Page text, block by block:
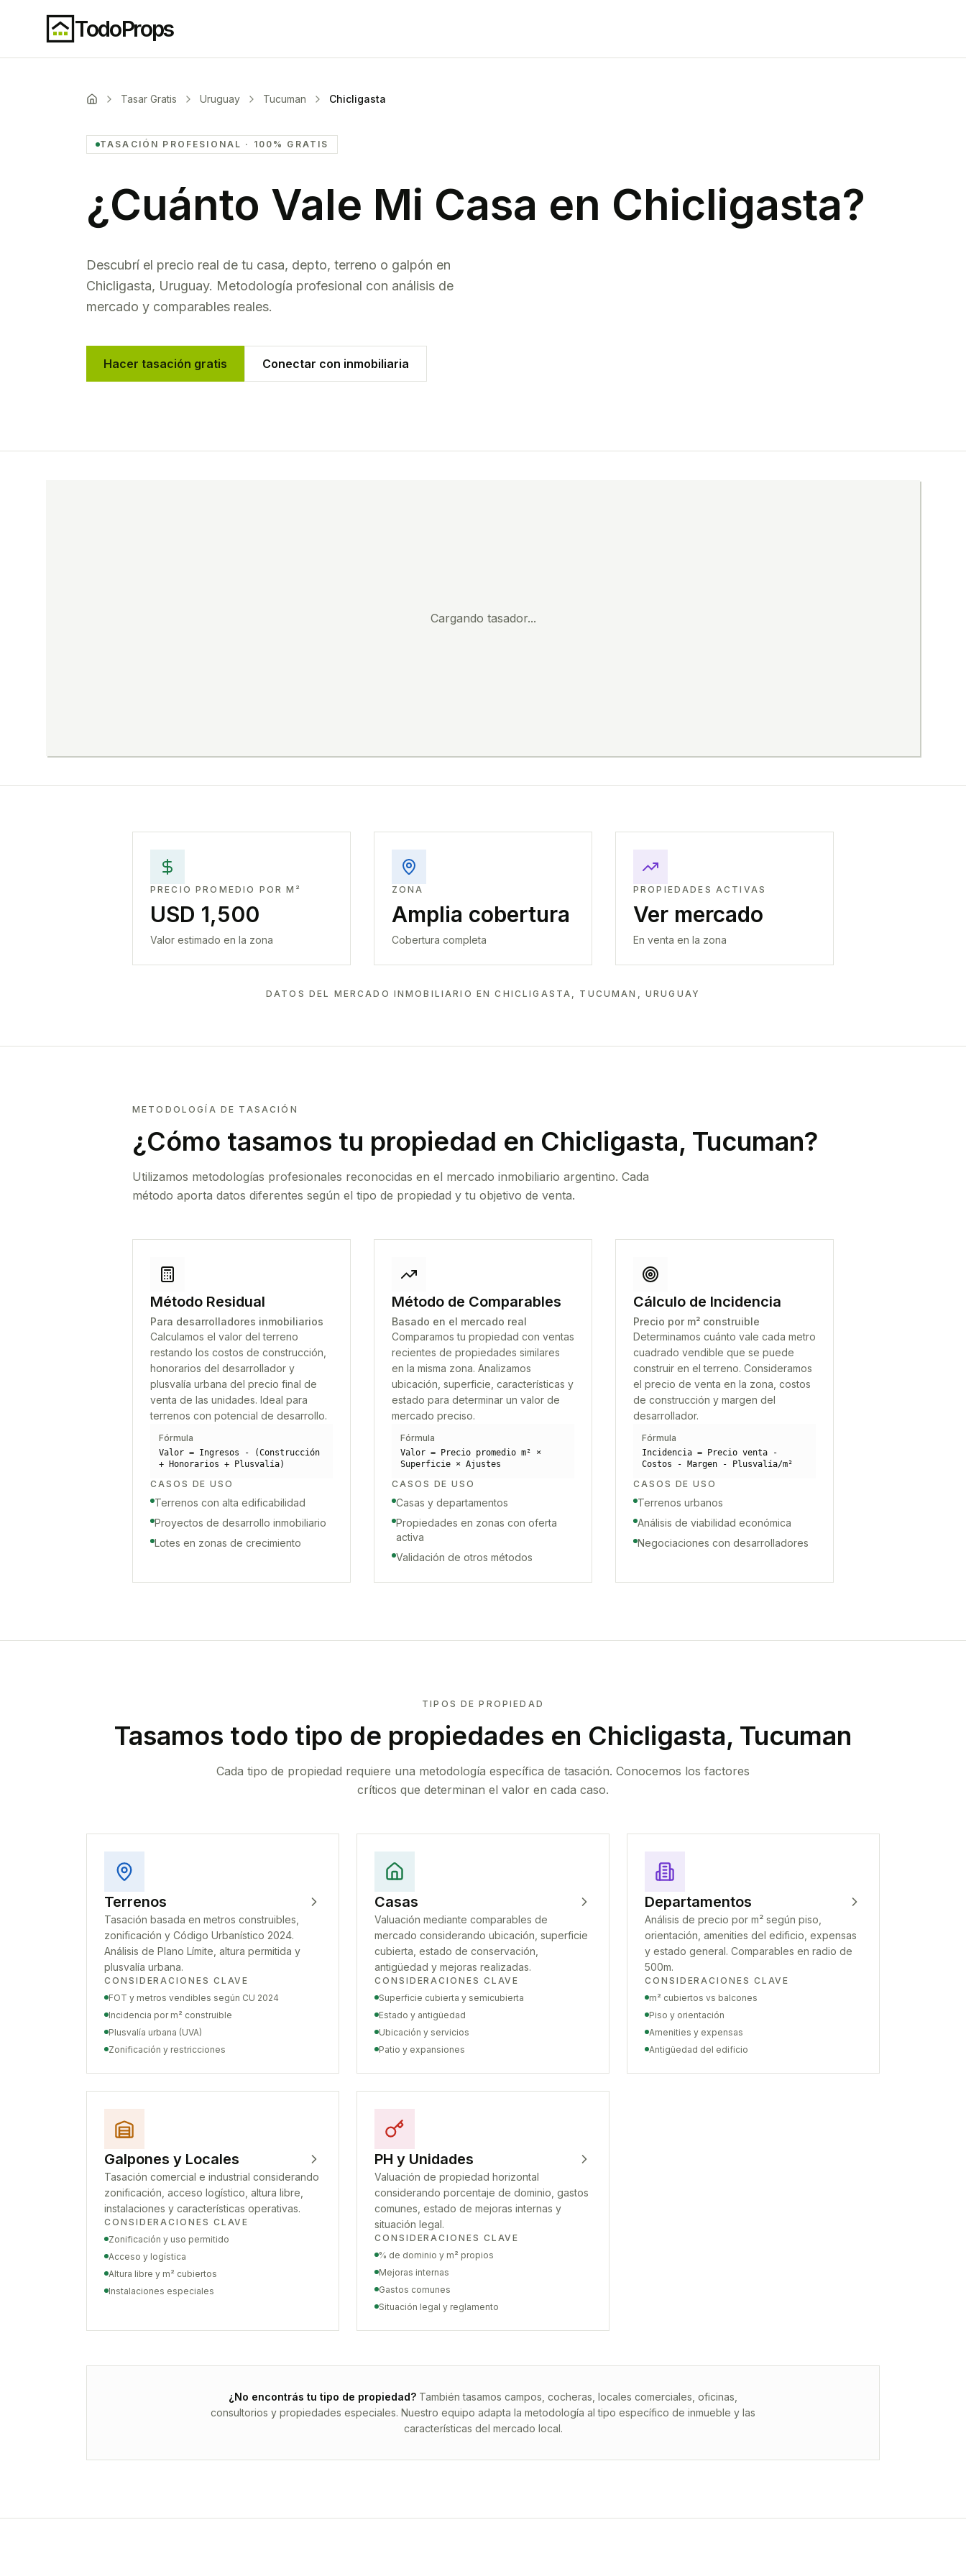
TodoProps
Tasar Gratis Uruguay Tucuman Chicligasta
TASACIÓN PROFESIONAL · 100% GRATIS
¿Cuánto Vale Mi Casa en Chicligasta?
Descubrí el precio real de tu casa, depto, terreno o galpón en
Chicligasta, Uruguay. Metodología profesional con análisis de
mercado y comparables reales.
Hacer tasación gratis Conectar con inmobiliaria
Cargando tasador...
PRECIO PROMEDIO POR M²
USD 1,500
Valor estimado en la zona
ZONA
Amplia cobertura
Cobertura completa
PROPIEDADES ACTIVAS
Ver mercado
En venta en la zona
DATOS DEL MERCADO INMOBILIARIO ENCHICLIGASTA, TUCUMAN, URUGUAY
METODOLOGÍA DE TASACIÓN
¿Cómo tasamos tu propiedad en Chicligasta, Tucuman?
Utilizamos metodologías profesionales reconocidas en el mercado inmobiliario argentino. Cada
método aporta datos diferentes según el tipo de propiedad y tu objetivo de venta.
Método Residual
Para desarrolladores inmobiliarios
Calculamos el valor del terreno
restando los costos de construcción,
honorarios del desarrollador y
plusvalía urbana del precio final de
venta de las unidades. Ideal para
terrenos con potencial de desarrollo.
Fórmula
Valor = Ingresos - (Construcción
+ Honorarios + Plusvalía)
CASOS DE USO
Terrenos con alta edificabilidad
Proyectos de desarrollo inmobiliario
Lotes en zonas de crecimiento
Método de Comparables
Basado en el mercado real
Comparamos tu propiedad con ventas
recientes de propiedades similares
en la misma zona. Analizamos
ubicación, superficie, características y
estado para determinar un valor de
mercado preciso.
Fórmula
Valor = Precio promedio m² ×
Superficie × Ajustes
CASOS DE USO
Casas y departamentos
Propiedades en zonas con oferta
activa
Validación de otros métodos
Cálculo de Incidencia
Precio por m² construible
Determinamos cuánto vale cada metro
cuadrado vendible que se puede
construir en el terreno. Consideramos
el precio de venta en la zona, costos
de construcción y margen del
desarrollador.
Fórmula
Incidencia = Precio venta -
Costos - Margen - Plusvalía/m²
CASOS DE USO
Terrenos urbanos
Análisis de viabilidad económica
Negociaciones con desarrolladores
TIPOS DE PROPIEDAD
Tasamos todo tipo de propiedades en Chicligasta, Tucuman
Cada tipo de propiedad requiere una metodología específica de tasación. Conocemos los factores
críticos que determinan el valor en cada caso.
Terrenos
Tasación basada en metros construibles,
zonificación y Código Urbanístico 2024.
Análisis de Plano Límite, altura permitida y
plusvalía urbana.
CONSIDERACIONES CLAVE
FOT y metros vendibles según CU 2024
Incidencia por m² construible
Plusvalía urbana (UVA)
Zonificación y restricciones
Casas
Valuación mediante comparables de
mercado considerando ubicación, superficie
cubierta, estado de conservación,
antigüedad y mejoras realizadas.
CONSIDERACIONES CLAVE
Superficie cubierta y semicubierta
Estado y antigüedad
Ubicación y servicios
Patio y expansiones
Departamentos
Análisis de precio por m² según piso,
orientación, amenities del edificio, expensas
y estado general. Comparables en radio de
500m.
CONSIDERACIONES CLAVE
m² cubiertos vs balcones
Piso y orientación
Amenities y expensas
Antigüedad del edificio
Galpones y Locales
Tasación comercial e industrial considerando
zonificación, acceso logístico, altura libre,
instalaciones y características operativas.
CONSIDERACIONES CLAVE
Zonificación y uso permitido
Acceso y logística
Altura libre y m² cubiertos
Instalaciones especiales
PH y Unidades
Valuación de propiedad horizontal
considerando porcentaje de dominio, gastos
comunes, estado de mejoras internas y
situación legal.
CONSIDERACIONES CLAVE
% de dominio y m² propios
Mejoras internas
Gastos comunes
Situación legal y reglamento
¿No encontrás tu tipo de propiedad? También tasamos campos, cocheras, locales comerciales, oficinas,
consultorios y propiedades especiales. Nuestro equipo adapta la metodología al tipo específico de inmueble y las
características del mercado local.